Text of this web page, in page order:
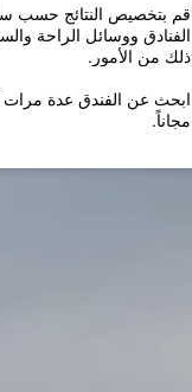
قم بتخصيص النتائج حسب
الفنادق ووسائل الراحة
ذلك من الأمور.
ابحث عن الفندق عدة مرات
مجاناً.